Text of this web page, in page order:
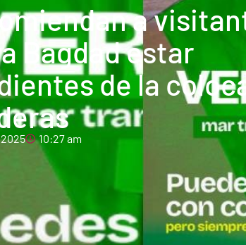
a
Bagdad estar
de la
10:27 am